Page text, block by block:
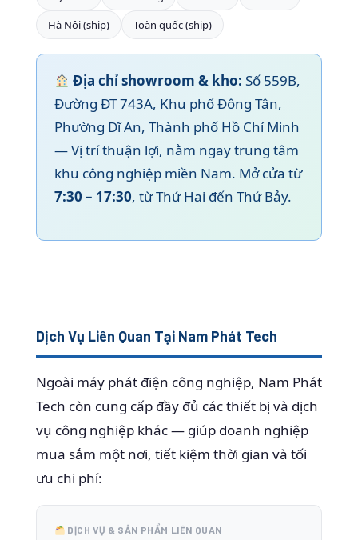
Hà Nội (ship)
Toàn quốc (ship)
Địa chỉ showroom & kho: Số 559B,
Đường ĐT 743A, Khu phố Đông Tân,
Phường Dĩ An, Thành phố Hồ Chí Minh
— Vị trí thuận lợi, nằm ngay trung tâm
khu công nghiệp miền Nam. Mở cửa từ
7:30 – 17:30, từ Thứ Hai đến Thứ Bảy.
Dịch Vụ Liên Quan Tại Nam Phát Tech
Ngoài máy phát điện công nghiệp, Nam Phát
Tech còn cung cấp đầy đủ các thiết bị và dịch
vụ công nghiệp khác — giúp doanh nghiệp
mua sắm một nơi, tiết kiệm thời gian và tối
ưu chi phí:
DỊCH VỤ & SẢN PHẨM LIÊN QUAN